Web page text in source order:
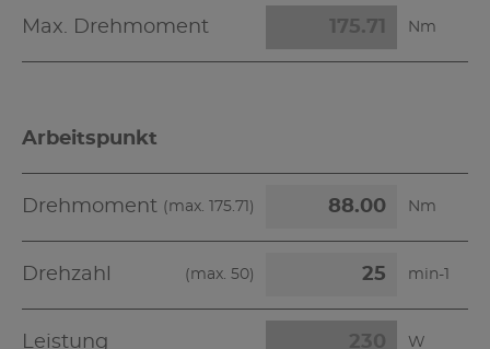
Max. Drehmoment Nm
Arbeitspunkt
Drehmoment (max. 175.71 ) Nm
Drehzahl (max. 50) min-1
Leistung W